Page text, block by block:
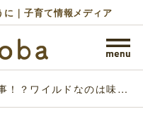
｜子育て情報メディア
！？ワイルドなのは味じ